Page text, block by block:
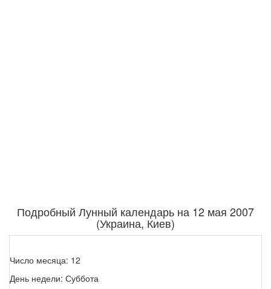
Подробный Лунный календарь на 12 мая 2007
(Украина, Киев)
Число месяца: 12
День недели: Суббота